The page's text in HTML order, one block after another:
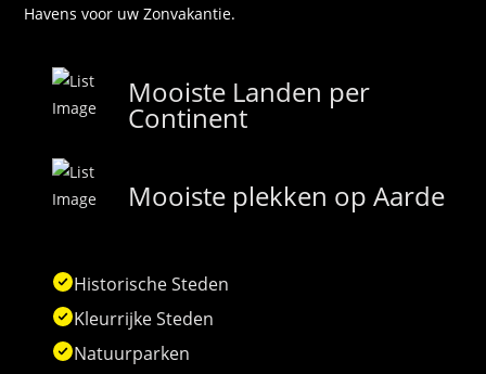
Havens voor uw Zonvakantie.
Mooiste Landen per
Continent
Mooiste plekken op Aarde
Historische Steden
Kleurrijke Steden
Natuurparken